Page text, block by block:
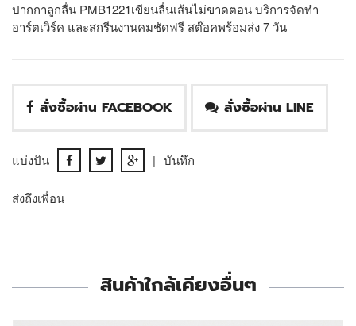
ปากกาลูกลื่น PMB1221เขียนลื่นเส้นไม่ขาดตอน บริการจัดทำ
อาร์ตเวิร์ค และสกรีนงานคมชัดฟรี สต๊อคพร้อมส่ง 7 วัน
สั่งซื้อผ่าน FACEBOOK สั่งซื้อผ่าน LINE
แบ่งปัน | บันทึก
ส่งถึงเพื่อน
สินค้าใกล้เคียงอื่นๆ